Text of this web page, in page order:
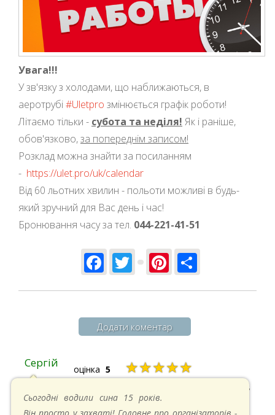
Увага!!!
У зв'язку з холодами, що наближаються, в
аеротрубі#Uletpro змінюється графік роботи!
Літаємо тільки - субота та неділя! Як і раніше,
обов'язково,за попереднім записом!
Розклад можна знайти за посиланням
- https://ulet.pro/uk/calendar
Від 60 льотних хвилин - польоти можливі в будь-
який зручний для Вас день і час!
Бронювання часу за тел. 044-221-41-51
Facebook
TwitterPinterest
Додати коментар
Сергій оцінка 5 ★★★★★
20.04.2025 в 17:07
Сьогодні водили сина 15 років.